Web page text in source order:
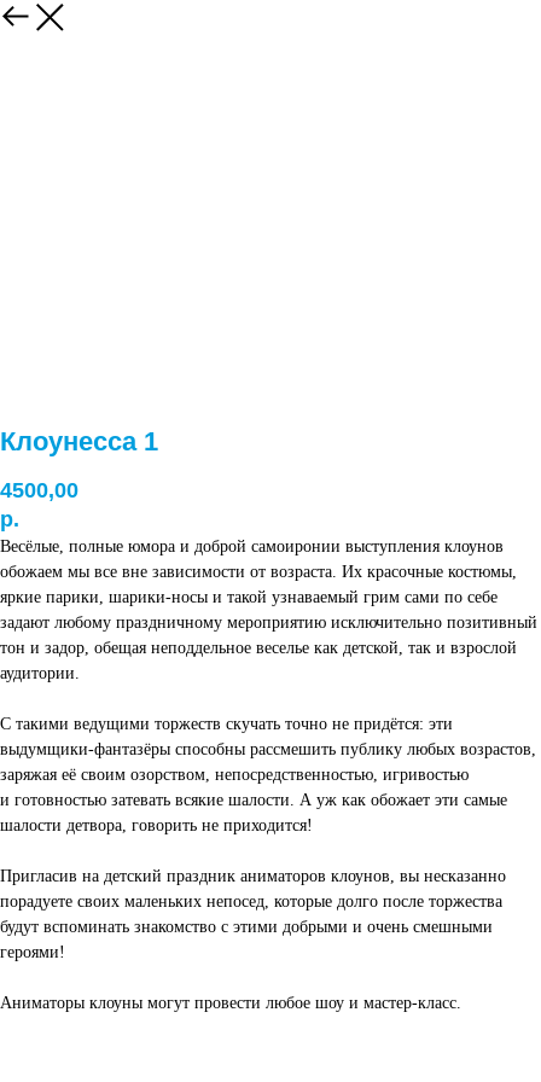
Клоунесса 1
4500,00
р.
Весёлые, полные юмора и доброй самоиронии выступления клоунов
обожаем мы все вне зависимости от возраста. Их красочные костюмы,
яркие парики, шарики-носы и такой узнаваемый грим сами по себе
задают любому праздничному мероприятию исключительно позитивный
тон и задор, обещая неподдельное веселье как детской, так и взрослой
аудитории.
С такими ведущими торжеств скучать точно не придётся: эти
выдумщики-фантазёры способны рассмешить публику любых возрастов,
заряжая её своим озорством, непосредственностью, игривостью
и готовностью затевать всякие шалости. А уж как обожает эти самые
шалости детвора, говорить не приходится!
Пригласив на детский праздник аниматоров клоунов, вы несказанно
порадуете своих маленьких непосед, которые долго после торжества
будут вспоминать знакомство с этими добрыми и очень смешными
героями!
Аниматоры клоуны могут провести любое шоу и мастер-класс.